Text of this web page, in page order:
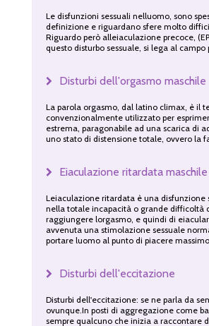
Le disfunzioni sessuali nelluomo, sono
definizione e riguardano sfere molto
Riguardo però alleiaculazione precoce,
questo disturbo sessuale, si lega al
Disturbi dell'orgasmo maschile
La parola orgasmo, dal latino climax, è il
convenzionalmente utilizzato per
estrema, paragonabile ad una scarica di
uno stato di distensione totale, ovvero la
Eiaculazione ritardata maschile
Leiaculazione ritardata è una disfunzione
nella totale incapacità o grande difficoltà
raggiungere lorgasmo, e quindi di
avvenuta una stimolazione sessuale
portare luomo al punto di piacere massimo.
Disturbi dell'eccitazione
Disturbi dell'eccitazione: se ne parla da
ovunque.In posti di aggregazione come
sempre qualcuno che inizia a raccontare